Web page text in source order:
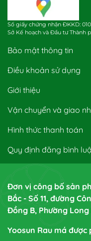
Số giấy chứng nhận ĐKKD:
Sở Kế hoạch và Đầu tư Thành
Bảo mật thông tin
Điều khoản sử dụng
Giới thiệu
Vận chuyển và giao
Hình thức thanh toán
Quy định đăng bình
Đơn vị công bố sản
Bắc - Số 11, đường
Đồng B, Phường
Yoosun Rau má được